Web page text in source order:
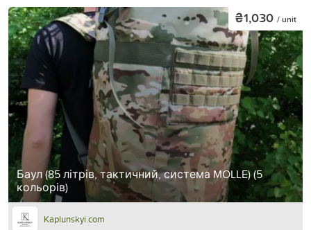
Баул (85 літрів, тактичний, система MOLLE) (5
кольорів)
₴1,030 / unit
Kaplunskyi.com